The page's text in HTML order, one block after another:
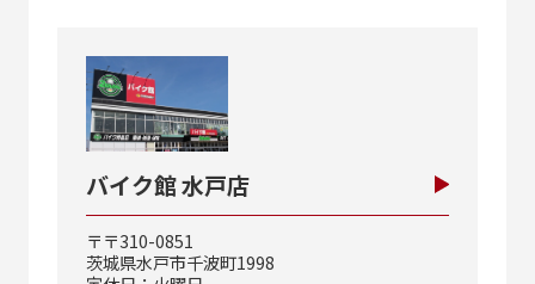
バイク館 水戸店
〒〒310-0851
茨城県水戸市千波町1998